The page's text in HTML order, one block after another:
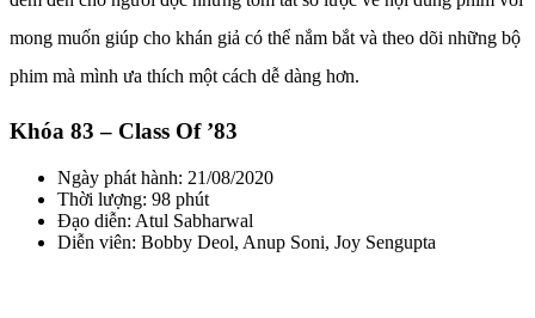
mong muốn giúp cho khán giả có thể nắm bắt và theo dõi những bộ
phim mà mình ưa thích một cách dễ dàng hơn.
Khóa 83 – Class Of ’83
Ngày phát hành: 21/08/2020
Thời lượng: 98 phút
Đạo diễn: Atul Sabharwal
Diễn viên: Bobby Deol, Anup Soni, Joy Sengupta